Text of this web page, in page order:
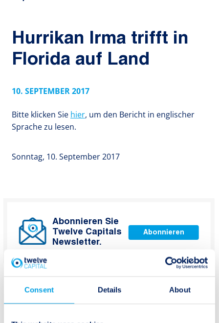
Consent Details About
Hurrikan Irma trifft in
Florida auf Land
10. SEPTEMBER 2017
Bitte klicken Sie hier, um den Bericht in englischer
Sprache zu lesen.
Sonntag, 10. September 2017
Abonnieren Sie
Twelve Capitals
Newsletter.
Abonnieren